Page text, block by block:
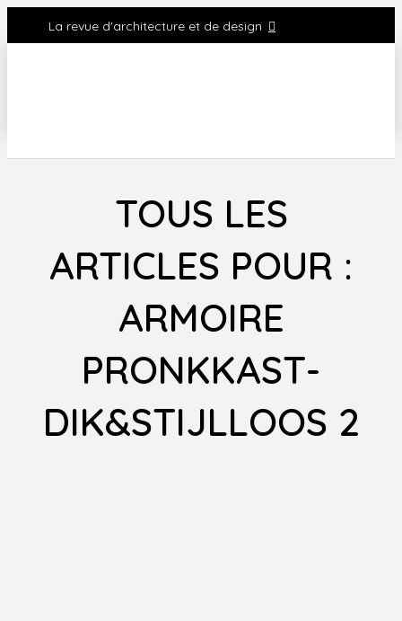
La revue d'architecture et de design
TOUS LES
ARTICLES POUR :
ARMOIRE
PRONKKAST-
DIK&STIJLLOOS 2